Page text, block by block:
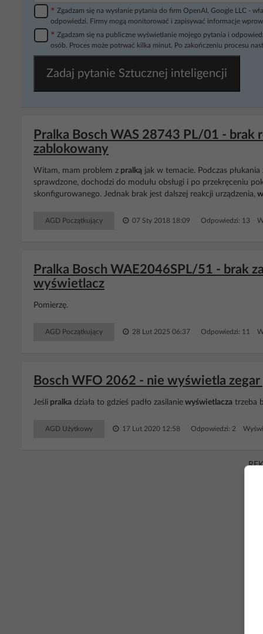
* Zgadzam się na wysłanie pytania do firm OpenAI, Google LLC -
odpowiedzi. Firmy mogą monitorować i zapisywać informacje
* Zgadzam się na publiczne wyświetlanie mojego pytania i
osób. Proces może potrwać kilka minut. Po zakończeniu procesu
Zadaj pytanie Sztucznej inteligencji
Pralka Bosch WAS 28743 PL/01 - brak
zablokowany
Witam, mam problem z pralką jak w temacie. Podczas płukania
sprawdzone, dochodzi do modułu obsługi i po przekręceniu
skonfigurowanego. Jednak brak jest dalszej reakcji urządzenia,
AGD Początkujący 07 Sty 2018 18:09 Odpowiedzi: 13
Pralka Bosch WAE2046SPL/51 - brak
wyświetlacz
Pomierzę.
AGD Początkujący 28 Lut 2025 06:37 Odpowiedzi: 11
Bosch WFO 2062 - nie wyświetla zegar
Jeśli pralka działa to gdzieś padło zasilanie wyświetlacza trzeba
AGD Użytkowy 17 Lut 2020 12:58 Odpowiedzi: 2